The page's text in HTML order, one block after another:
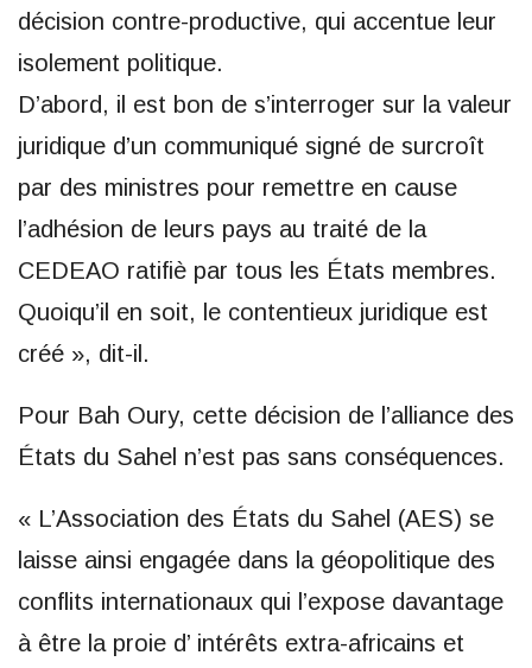
décision contre-productive, qui accentue leur
isolement politique.
D’abord, il est bon de s’interroger sur la valeur
juridique d’un communiqué signé de surcroît
par des ministres pour remettre en cause
l’adhésion de leurs pays au traité de la
CEDEAO ratifiè par tous les États membres.
Quoiqu’il en soit, le contentieux juridique est
créé », dit-il.
Pour Bah Oury, cette décision de l’alliance des
États du Sahel n’est pas sans conséquences.
« L’Association des États du Sahel (AES) se
laisse ainsi engagée dans la géopolitique des
conflits internationaux qui l’expose davantage
à être la proie d’ intérêts extra-africains et